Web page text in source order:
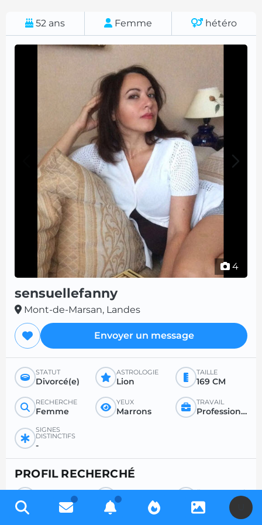
52 ans Femme hétéro
4
sensuellefanny
Mont-de-Marsan, Landes
Envoyer un message
STATUT
Divorcé(e)
ASTROLOGIE
Lion
TAILLE
169 CM
RECHERCHE
Femme
YEUX
Marrons
TRAVAIL
Profession libérale
SIGNES
DISTINCTIFS
-
PROFIL RECHERCHÉ
RECHERCHE
Homme
POUR
Rencontre sérieuse
ÂGE SOUHAITÉ